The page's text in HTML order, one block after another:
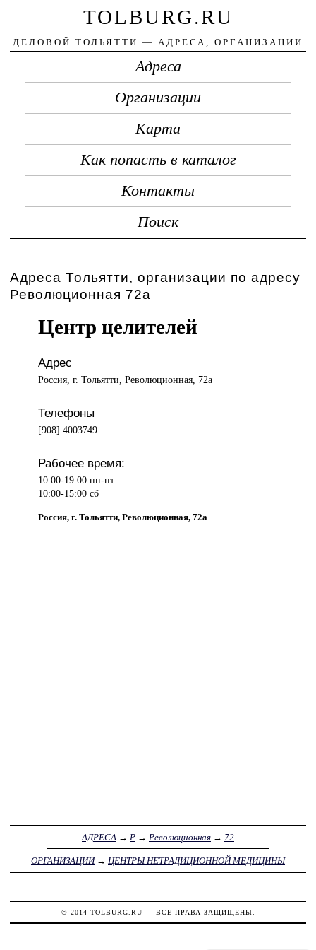
TOLBURG.RU
ДЕЛОВОЙ ТОЛЬЯТТИ — АДРЕСА, ОРГАНИЗАЦИИ
Адреса
Организации
Карта
Как попасть в каталог
Контакты
Поиск
Адреса Тольятти, организации по адресу
Революционная 72а
Центр целителей
Адрес
Россия, г. Тольятти, Революционная, 72а
Телефоны
[908] 4003749
Рабочее время:
10:00-19:00 пн-пт
10:00-15:00 сб
Россия, г. Тольятти, Революционная, 72а
АДРЕСА → Р → Революционная → 72
ОРГАНИЗАЦИИ→ ЦЕНТРЫ НЕТРАДИЦИОННОЙ МЕДИЦИНЫ
© 2014 TOLBURG.RU — ВСЕ ПРАВА ЗАЩИЩЕНЫ.